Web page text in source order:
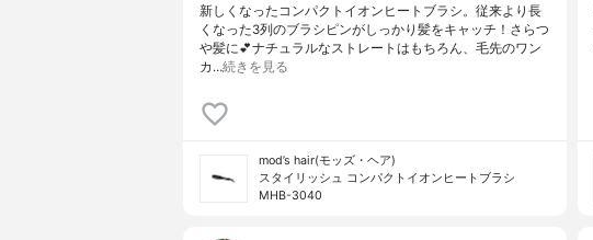
新しくなったコンパクトイオンヒートブラシ。従来より長
くなった3列のブラシピンがしっかり髪をキャッチ！さらつ
や髪に💕ナチュラルなストレートはもちろん、毛先のワン
カ…続きを見る
mod’s hair(モッズ・ヘア)
スタイリッシュ コンパクトイオンヒートブラシ
MHB-3040